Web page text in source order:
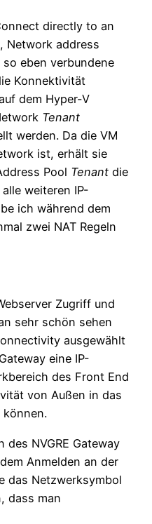
directly to an
Network address
eben verbundene
Konnektivität
dem Hyper-V
Tenant
werden. Da die VM
ist, erhält sie
Pool Tenant die
weiteren IP-
ich während dem
zwei NAT Regeln
Zugriff und
sehr schön sehen
ausgewählt
eine IP-
des Front End
von Außen in das
können.
NVGRE Gateway
Anmelden an der
das Netzwerksymbol
dass man